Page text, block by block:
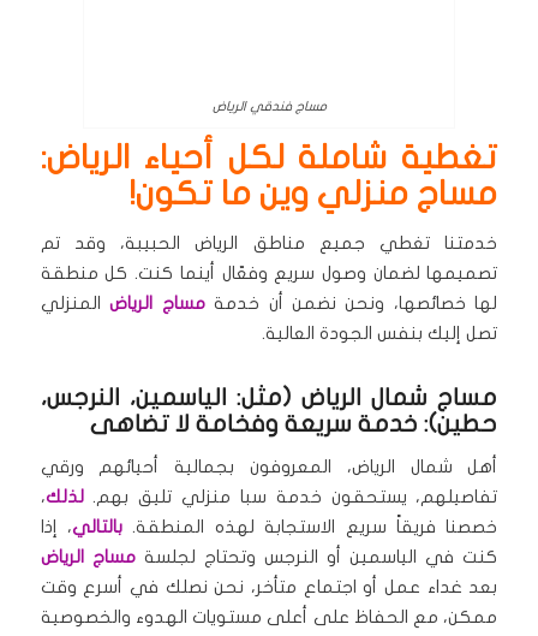
مساج فندقي الرياض
تغطية شاملة لكل أحياء الرياض:
مساج منزلي وين ما تكون!
خدمتنا تغطي جميع مناطق الرياض الحبيبة، وقد تم
تصميمها لضمان وصول سريع وفعّال أينما كنت. كل منطقة
لها خصائصها، ونحن نضمن أن خدمةمساج الرياضالمنزلي
تصل إليك بنفس الجودة العالية.
مساج شمال الرياض (مثل: الياسمين، النرجس،
حطين): خدمة سريعة وفخامة لا تضاهى
أهل شمال الرياض، المعروفون بجمالية أحيائهم ورقي
تفاصيلهم، يستحقون خدمة سبا منزلي تليق بهم.لذلك،
خصصنا فريقاً سريع الاستجابة لهذه المنطقة. بالتالي، إذا
كنت في الياسمين أو النرجس وتحتاج لجلسةمساج الرياض
بعد غداء عمل أو اجتماع متأخر، نحن نصلك في أسرع وقت
ممكن، مع الحفاظ على أعلى مستويات الهدوء والخصوصية